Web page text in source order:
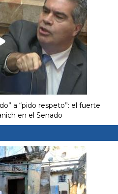
a “pido respeto”: el fuerte
en el Senado